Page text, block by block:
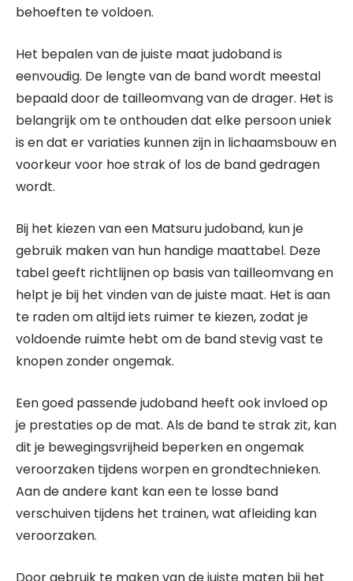
behoeften te voldoen.
Het bepalen van de juiste maat judoband is
eenvoudig. De lengte van de band wordt meestal
bepaald door de tailleomvang van de drager. Het is
belangrijk om te onthouden dat elke persoon uniek
is en dat er variaties kunnen zijn in lichaamsbouw en
voorkeur voor hoe strak of los de band gedragen
wordt.
Bij het kiezen van een Matsuru judoband, kun je
gebruik maken van hun handige maattabel. Deze
tabel geeft richtlijnen op basis van tailleomvang en
helpt je bij het vinden van de juiste maat. Het is aan
te raden om altijd iets ruimer te kiezen, zodat je
voldoende ruimte hebt om de band stevig vast te
knopen zonder ongemak.
Een goed passende judoband heeft ook invloed op
je prestaties op de mat. Als de band te strak zit, kan
dit je bewegingsvrijheid beperken en ongemak
veroorzaken tijdens worpen en grondtechnieken.
Aan de andere kant kan een te losse band
verschuiven tijdens het trainen, wat afleiding kan
veroorzaken.